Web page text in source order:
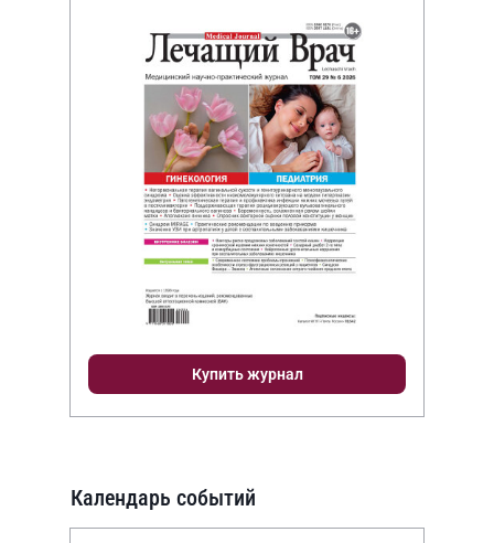
Купить журнал
Календарь событий